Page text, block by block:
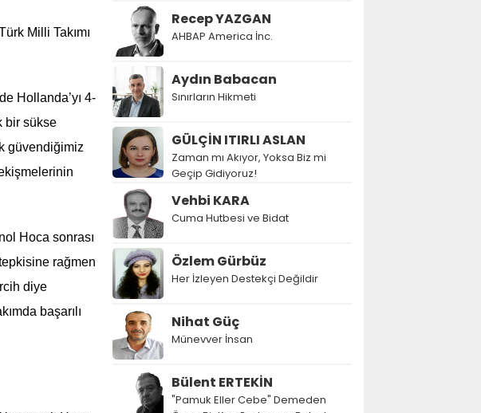
Milli Takımı
Hollanda’yı 4-
bir sükse
güvendiğimiz
Hoca sonrası
rağmen
diye
başarılı
Recep YAZGAN
AHBAP America İnc.
Aydın Babacan
Sınırların Hikmeti
GÜLÇİN ITIRLI ASLAN
Zaman mı Akıyor, Yoksa Biz mi
Geçip Gidiyoruz!
Vehbi KARA
Cuma Hutbesi ve Bidat
Özlem Gürbüz
Her İzleyen Destekçi Değildir
Nihat Güç
Münevver İnsan
Bülent ERTEKİN
"Pamuk Eller Cebe" Demeden